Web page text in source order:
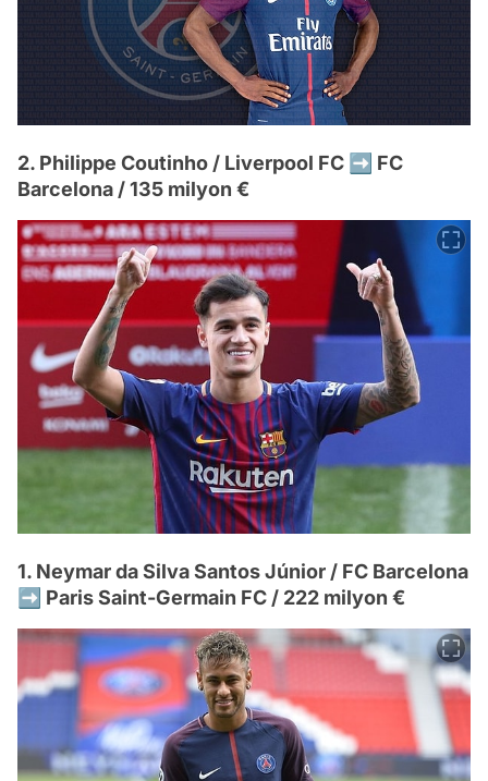
2. Philippe Coutinho / Liverpool FC ➡️ FC
Barcelona / 135 milyon €
1. Neymar da Silva Santos Júnior / FC Barcelona
➡️ Paris Saint-Germain FC / 222 milyon €